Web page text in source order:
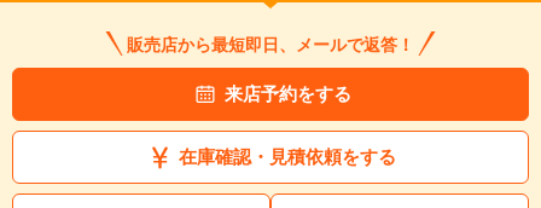
販売店から最短即日、メールで返答！
来店予約をする
在庫確認・見積依頼をする